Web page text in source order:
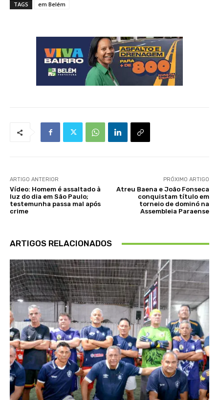
TAGS em Belém
ARTIGO ANTERIOR
Vídeo: Homem é assaltado à
luz do dia em São Paulo;
testemunha passa mal após
crime
PRÓXIMO ARTIGO
Atreu Baena e João Fonseca
conquistam título em
torneio de dominó na
Assembleia Paraense
ARTIGOS RELACIONADOS